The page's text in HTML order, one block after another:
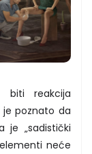
biti reakcija
poznato da
„sadistički
neće